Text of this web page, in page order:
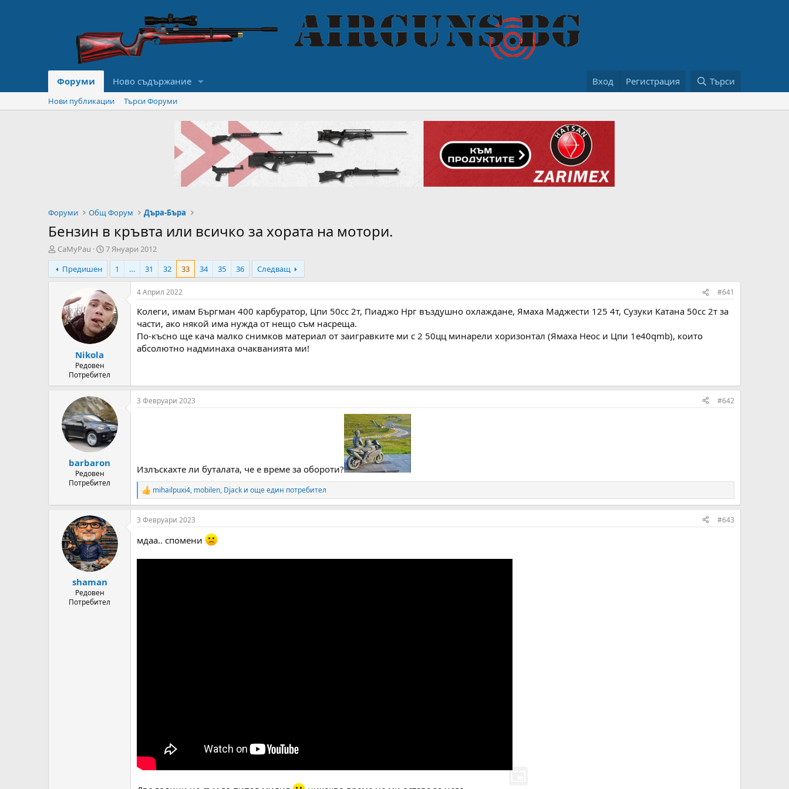
Форуми Ново съдържание Вход Регистрация Търси
Нови публикации Търси Форуми
Форуми Общ Форум Дъра-Бъра
Бензин в кръвта или всичко за хората на мотори.
А
в
т
о
CaMyPau
Н
а
а
л
н
а
Д
а
7 Януари 2012
Предишен
1 … 31 32 33 34 35 36 Следващ
Nikola
Редовен
Потребител
4 Април 2022 #641
Колеги, имам Бъргман 400 карбуратор, Цпи 50сс 2т, Пиаджо Нрг въздушно охлаждане, Ямаха Маджести 125 4т, Сузуки Катана 50сс 2т за
части, ако някой има нужда от нещо съм насреща.
По-късно ще кача малко снимков материал от заигравките ми с 2 50цц минарели хоризонтал (Ямаха Неос и Цпи 1e40qmb), които
абсолютно надминаха очакванията ми!
barbaron
Редовен
Потребител
3 Февруари 2023 #642
Излъскахте ли буталата, че е време за обороти?
R
e
a
c
i
n
mihailpuxi4, mobilen, Djack и още един потребител
shaman
Редовен
Потребител
3 Февруари 2023 #643
мдаа.. спомени